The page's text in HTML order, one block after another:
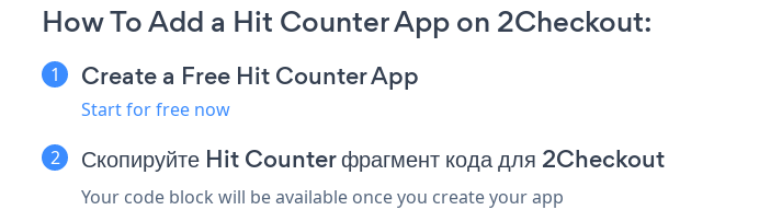
How To Add a Hit Counter App on 2Checkout:
Create a Free Hit Counter App
Start for free now
Скопируйте Hit Counter фрагмент кода для 2Checkout
Your code block will be available once you create your app